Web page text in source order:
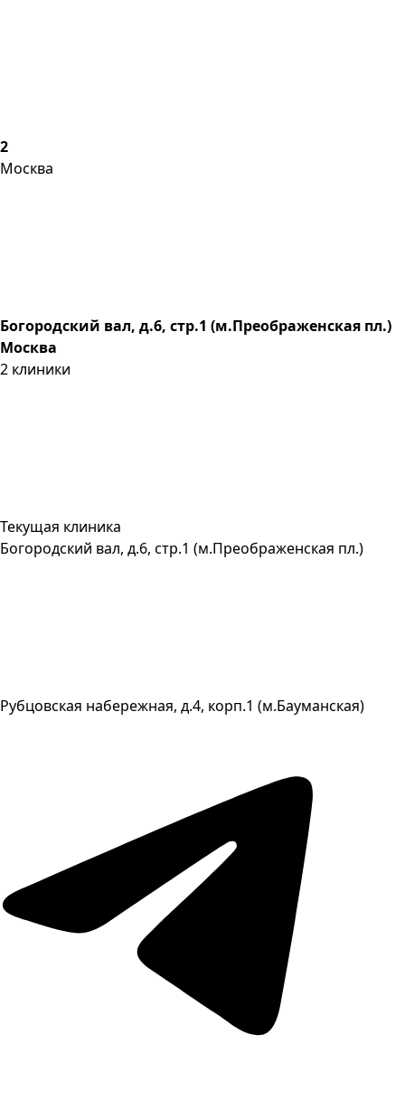
2
Москва
Богородский вал, д.6, стр.1 (м.Преображенская пл.)
Москва
2 клиники
Текущая клиника
Богородский вал, д.6, стр.1 (м.Преображенская пл.)
Рубцовская набережная, д.4, корп.1 (м.Бауманская)